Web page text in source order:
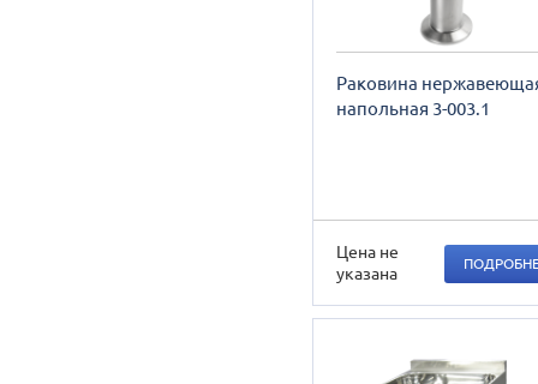
Раковина
напольная 3-003.1
Цена не
указана